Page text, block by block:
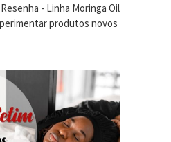
- Linha Moringa Oil
produtos novos